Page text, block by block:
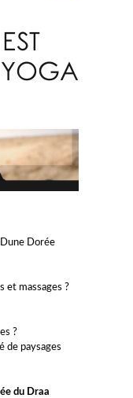
YOGA
Dorée
et massages ?
?
de paysages
du Draa